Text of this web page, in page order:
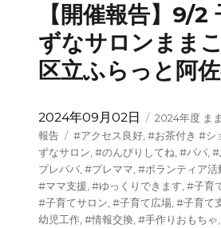
【開催報告】9/2
ずなサロンまま
区立ふらっと阿
投
稿
日:
2024年09月02日
カ
テ
ゴ
リ
ー
2024年度 ま
報告
タ
グ
#アクセス良好,#お茶付き #シ
ずなサロン,#のんびりしてね,#パパ,#
プレパパ,#プレママ,#ボランティア活
#ママ支援,#ゆっくりできます,#子育
#子育てサロン,#子育て広場,#子育て
幼児工作,#情報交換,#手作りおもちゃ,